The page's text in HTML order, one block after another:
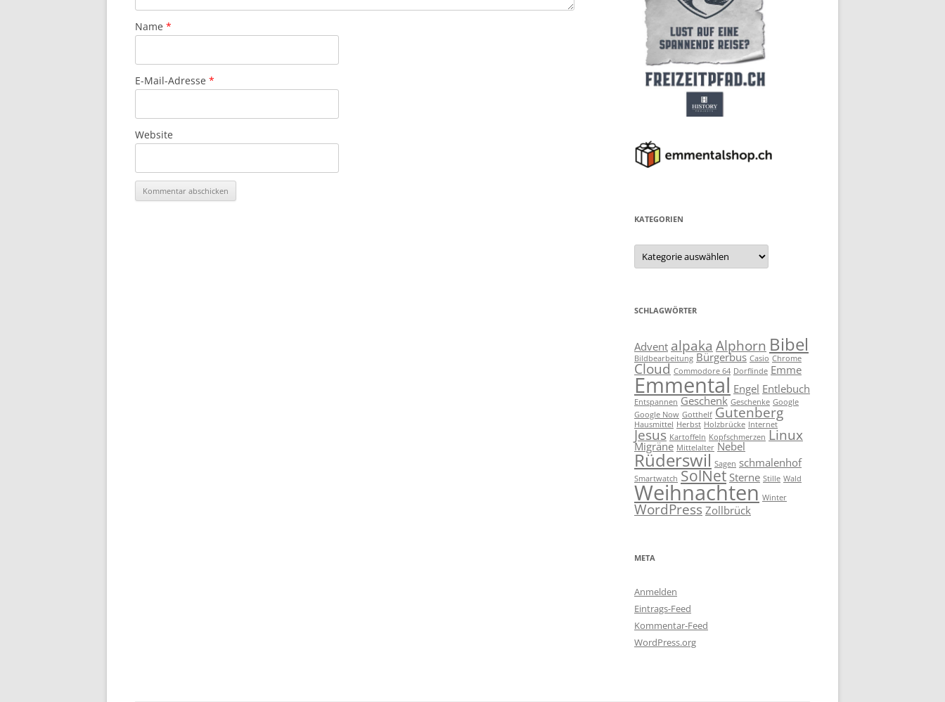
Name *
E-Mail-Adresse *
Website
KATEGORIEN
Kategorien
SCHLAGWÖRTER
Advent alpaka Alphorn Bibel
Bildbearbeitung Bürgerbus Casio Chrome
Cloud Commodore 64 Dorflinde Emme
Emmental Engel Entlebuch
Entspannen Geschenk Geschenke Google
Google Now Gotthelf Gutenberg
Hausmittel Herbst Holzbrücke Internet
Jesus Kartoffeln Kopfschmerzen Linux
Migräne Mittelalter Nebel
Rüderswil Sagen schmalenhof
Smartwatch SolNet Sterne Stille Wald
Weihnachten Winter
WordPress Zollbrück
META
Anmelden
Eintrags-Feed
Kommentar-Feed
WordPress.org